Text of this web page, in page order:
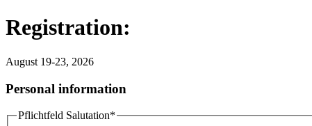
Registration:
August 19-23, 2026
Personal information
Pflichtfeld Salutation*